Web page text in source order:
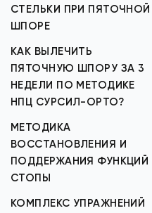
СТЕЛЬКИ ПРИ ПЯТОЧНОЙ
ШПОРЕ
КАК ВЫЛЕЧИТЬ
ПЯТОЧНУЮ ШПОРУ ЗА 3
НЕДЕЛИ ПО МЕТОДИКЕ
НПЦ СУРСИЛ-ОРТО?
МЕТОДИКА
ВОССТАНОВЛЕНИЯ И
ПОДДЕРЖАНИЯ ФУНКЦИЙ
СТОПЫ
КОМПЛЕКС УПРАЖНЕНИЙ